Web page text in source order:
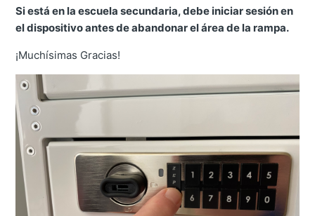
Si está en la escuela secundaria, debe iniciar sesión en
el dispositivo antes de abandonar el área de la rampa.
¡Muchísimas Gracias!